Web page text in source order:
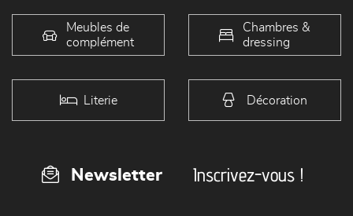
Meubles de
complément
Chambres &
dressing
Literie Décoration
Newsletter Inscrivez-vous !